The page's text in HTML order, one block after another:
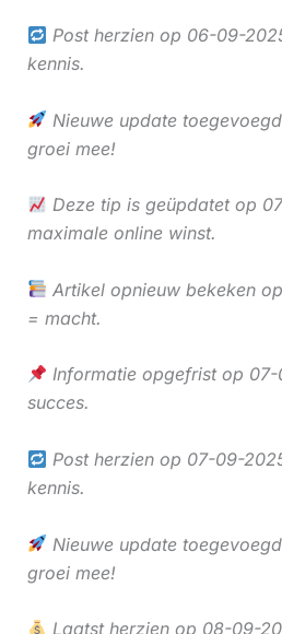
Post herzien op 06-09-
kennis.
Nieuwe update
groei mee!
Deze tip is geüpdatet op
maximale online winst.
Artikel opnieuw bekeken
= macht.
Informatie opgefrist op
succes.
Post herzien op 07-09-
kennis.
Nieuwe update
groei mee!
Laatst herzien op 08-09-